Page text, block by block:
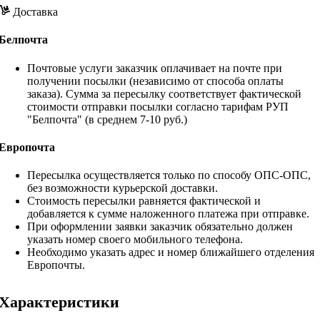
Доставка
Почтовые услуги заказчик оплачивает на почте при
получении посылки (независимо от способа оплаты
заказа). Сумма за пересылку соответствует фактической
стоимости отправки посылки согласно тарифам РУП
"Белпочта" (в среднем 7-10 руб.)
Пересылка осуществляется только по способу ОПС-ОПС,
без возможности курьерской доставки.
Стоимость пересылки равняется фактической и
добавляется к сумме наложенного платежа при отправке.
При оформлении заявки заказчик обязательно должен
указать номер своего мобильного телефона.
Необходимо указать адрес и номер ближайшего отделения
Европочты.